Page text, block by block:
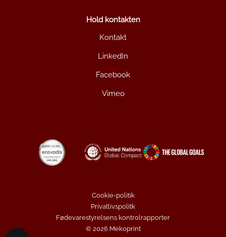
Hold kontakten
Kontakt
LinkedIn
Facebook
Vimeo
© 2026 Mekoprint
Cookie-politik
Privatlivspolitk
Fødevarestyrelsens kontrolrapporter